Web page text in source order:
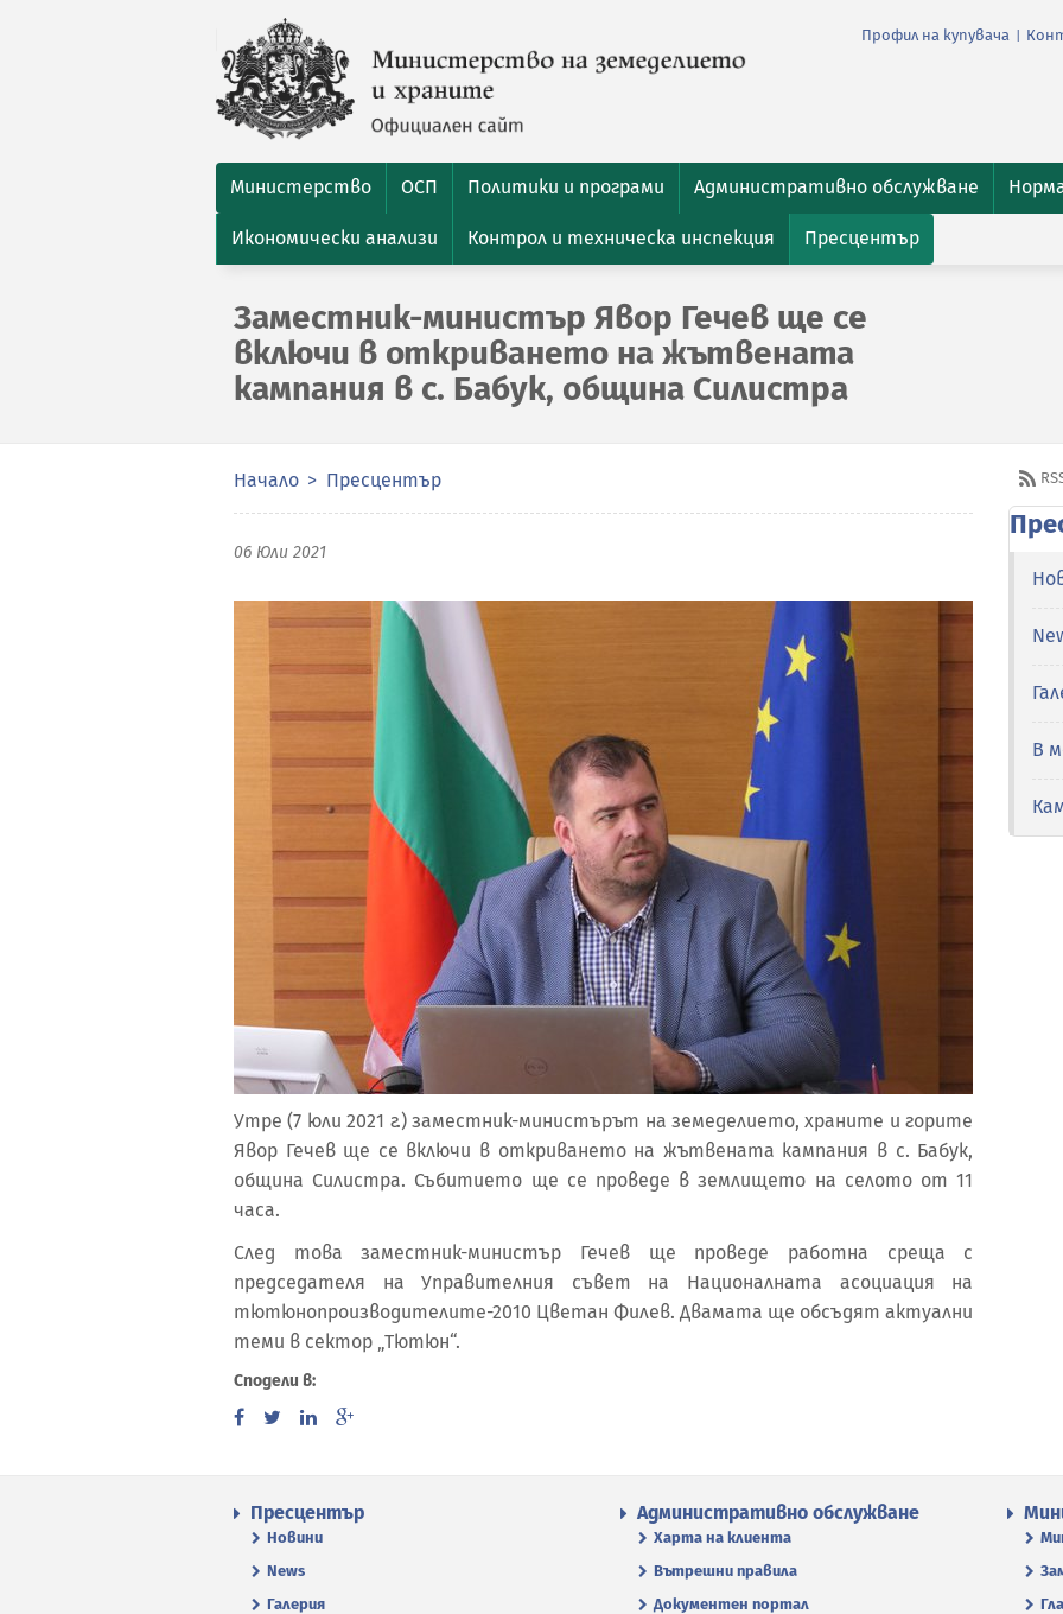
Профил на купувача
Министерство ОСП Политики и програми Административно обслужване
Икономически анализи Контрол и техническа инспекция Пресцентър
Заместник-министър Явор Гечев ще се
включи в откриването на жътвената
кампания в с. Бабук, община Силистра
Начало Пресцентър
06 Юли 2021
Утре (7 юли 2021 г.) заместник-министърът на земеделието, храните и горите
Явор Гечев ще се включи в откриването на жътвената кампания в с. Бабук,
община Силистра. Събитието ще се проведе в землището на селото от 11
часа.
След това заместник-министър Гечев ще проведе работна среща с
председателя на Управителния съвет на Националната асоциация на
тютюнопроизводителите-2010 Цветан Филев. Двамата ще обсъдят актуални
теми в сектор „Тютюн“.
Сподели в:
В
Пресцентър
Новини
News
Галерия
Административно обслужване
Харта на клиента
Вътрешни правила
Документен портал